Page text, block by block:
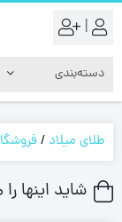
|
طلای میلاد /
شاید اینها